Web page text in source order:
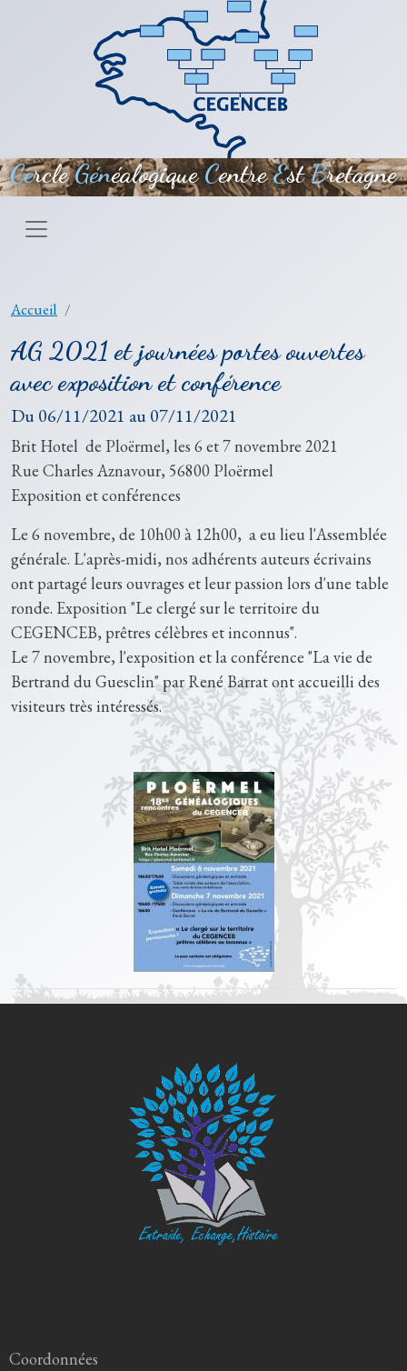
Aller au contenu principal
CercleGénéalogiqueCentreEstBretagne
Accueil
AG 2021 et journées portes ouvertes
avec exposition et conférence
Du06/11/2021 au07/11/2021
Brit Hotel de Ploërmel, les 6 et 7 novembre 2021
Rue Charles Aznavour, 56800 Ploërmel
Exposition et conférences
Le 6 novembre, de 10h00 à 12h00, a eu lieu l'Assemblée
générale. L'après-midi, nos adhérents auteurs écrivains
ont partagé leurs ouvrages et leur passion lors d'une table
ronde. Exposition "Le clergé sur le territoire du
CEGENCEB, prêtres célèbres et inconnus".
Le 7 novembre, l'exposition et la conférence "La vie de
Bertrand du Guesclin" par René Barrat ont accueilli des
visiteurs très intéressés.
Coordonnées